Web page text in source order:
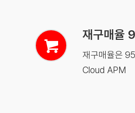
재구매율
재구매율은
Cloud APM